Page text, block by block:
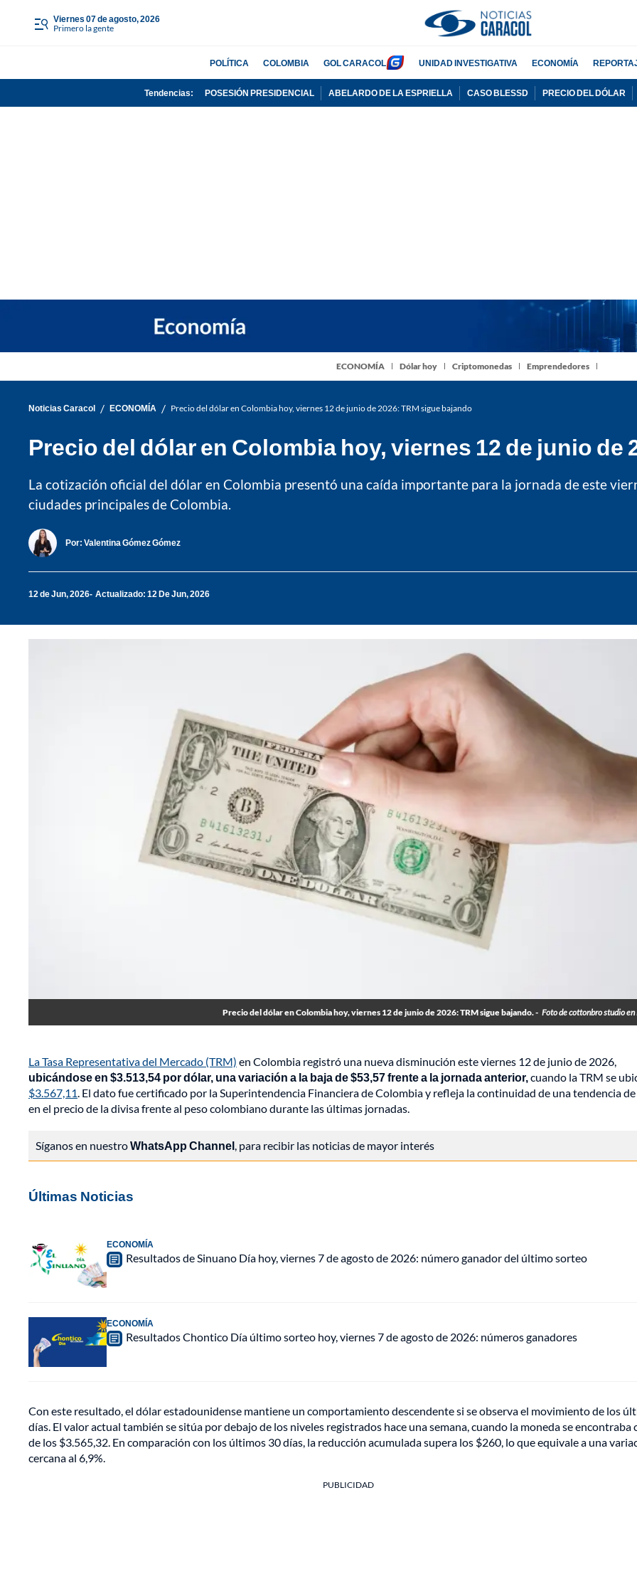
viernes 07 de agosto, 2026
Primero la gente
POLÍTICA COLOMBIA GOL CARACOL UNIDAD INVESTIGATIVA ECONOMÍA
Tendencias: POSESIÓN PRESIDENCIAL ABELARDO DE LA ESPRIELLA CASO BLESSD PRECIO DEL DÓLAR
ECONOMÍA Dólar hoy Criptomonedas Emprendedores
Noticias Caracol / ECONOMÍA / Precio del dólar en Colombia hoy, viernes 12 de junio de 2026: TRM sigue bajando
Precio del dólar en Colombia hoy, viernes 12 de junio de
La cotización oficial del dólar en Colombia presentó una caída importante para la jornada de este
ciudades principales de Colombia.
Por: Valentina Gómez Gómez
12 de Jun, 2026 Actualizado: 12 De Jun, 2026
Precio del dólar en Colombia hoy, viernes 12 de junio de 2026: TRM sigue bajando. - Foto de cottonbro studio en
La Tasa Representativa del Mercado (TRM) en Colombia registró una nueva disminución este viernes 12 de junio de 2026,
ubicándose en $3.513,54 por dólar, una variación a la baja de $53,57 frente a la jornada anterior,cuando la TRM se
$3.567,11. El dato fue certificado por la Superintendencia Financiera de Colombia y refleja la continuidad de una tendencia
en el precio de la divisa frente al peso colombiano durante las últimas jornadas.
Síganos en nuestroWhatsApp Channel, para recibir las noticias de mayor interés
Últimas Noticias
ECONOMÍA
Resultados de Sinuano Día hoy, viernes 7 de agosto de 2026: número ganador del último sorteo
ECONOMÍA
Resultados Chontico Día último sorteo hoy, viernes 7 de agosto de 2026: números ganadores
Con este resultado, el dólar estadounidense mantiene un comportamiento descendente si se observa el movimiento de los
días. El valor actual también se sitúa por debajo de los niveles registrados hace una semana, cuando la moneda se encontraba
de los $3.565,32. En comparación con los últimos 30 días, la reducción acumulada supera los $260, lo que equivale a una
cercana al 6,9%.
PUBLICIDAD